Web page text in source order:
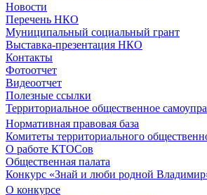
Новости
Перечень НКО
Муниципальный социальный грант
Выставка-презентация НКО
Контакты
Фотоотчет
Видеоотчет
Полезные ссылки
Территориальное общественное
Нормативная правовая база
Комитеты территориального
О работе КТОСов
Общественная палата
Конкурс «Знай и люби родной
О конкурсе